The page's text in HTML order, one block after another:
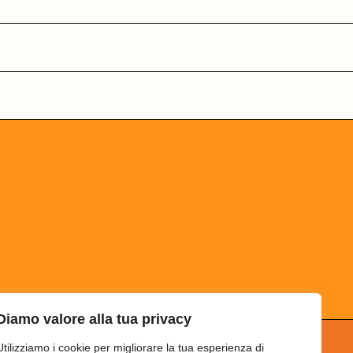
valore alla tua privacy
i cookie per migliorare la tua esperienza di